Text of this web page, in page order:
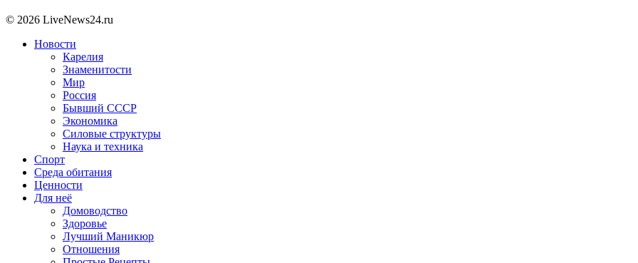
© 2026 LiveNews24.ru
Новости
Карелия
Знаменитости
Мир
Россия
Бывший СССР
Экономика
Силовые структуры
Наука и техника
Спорт
Среда обитания
Ценности
Для неё
Домоводство
Здоровье
Лучший Маникюр
Отношения